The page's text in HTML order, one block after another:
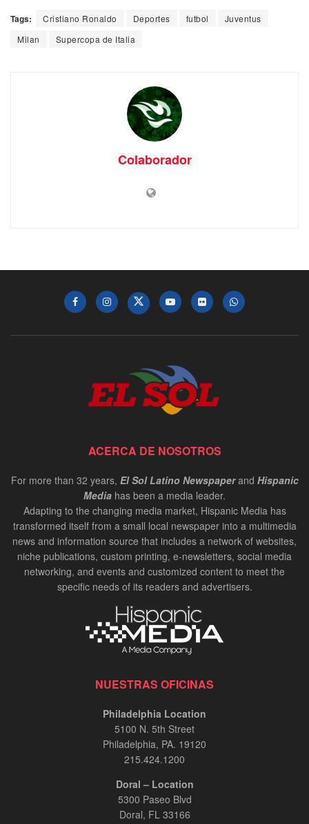
Tags: Cristiano Ronaldo Deportes futbol
Juventus
Milan
Supercopa de Italia
Colaborador
ACERCA DE NOSOTROS
For more than 32 years, El Sol Latino Newspaperand Hispanic
Media has been a media leader.
Adapting to the changing media market, Hispanic Media has
transformed itself from a small local newspaper into a multimedia
news and information source that includes a network of websites,
niche publications, custom printing, e-newsletters, social media
networking, and events and customized content to meet the
specific needs of its readers and advertisers.
NUESTRAS OFICINAS
Philadelphia Location
5100 N. 5th Street
Philadelphia, PA. 19120
215.424.1200
Doral – Location
5300 Paseo Blvd
Doral, FL 33166